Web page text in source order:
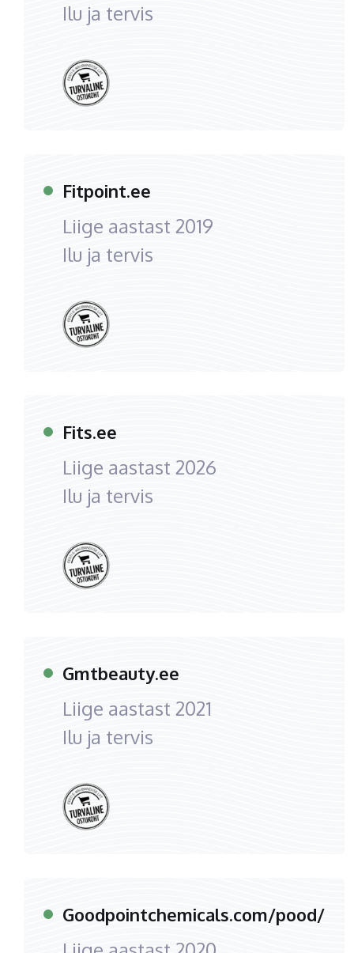
Ilu ja tervis
Fitpoint.ee
Liige aastast 2019
Ilu ja tervis
Fits.ee
Liige aastast 2026
Ilu ja tervis
Gmtbeauty.ee
Liige aastast 2021
Ilu ja tervis
Goodpointchemicals.com/pood/